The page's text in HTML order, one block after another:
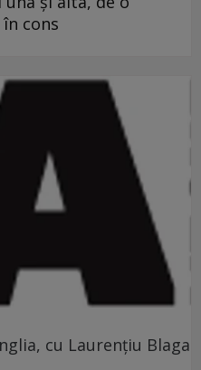
cons
cu Laurenţiu Blaga